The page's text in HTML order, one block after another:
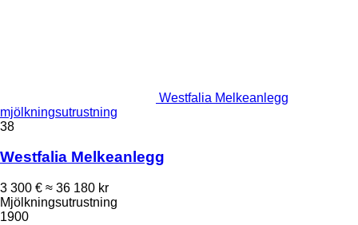
Westfalia Melkeanlegg
mjölkningsutrustning
38
Westfalia Melkeanlegg
3 300 € ≈ 36 180 kr
Mjölkningsutrustning
1900